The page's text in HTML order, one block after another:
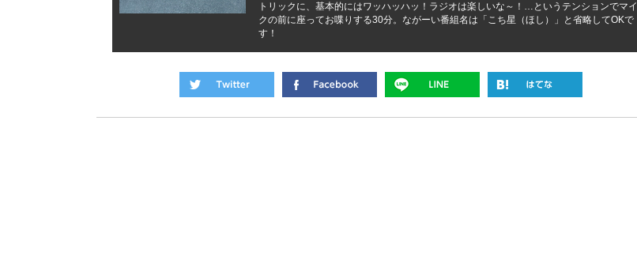
トリックに、基本的にはワッハッハッ！ラジオは楽しいな～！…というテンションでマイ
クの前に座ってお喋りする30分。ながーい番組名は「こち星（ほし）」と省略してOKで
す！